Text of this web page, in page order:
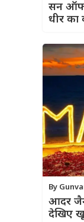
सन ऑफ
धीर का
By
आदर
देखिए